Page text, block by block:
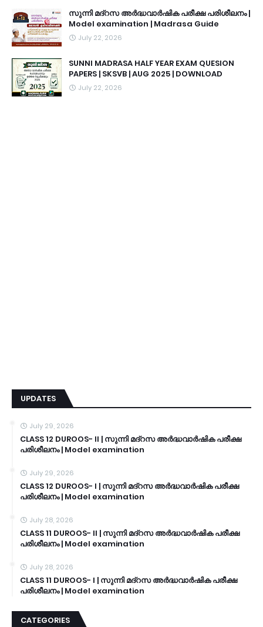
സുന്നി മദ്റസ അർദ്ധവാർഷിക പരീക്ഷ പരിശീലനം |
Model examination | Madrasa Guide
July 22, 2026
SUNNI MADRASA HALF YEAR EXAM QUESION
PAPERS | SKSVB | AUG 2025 | DOWNLOAD
July 22, 2026
UPDATES
July 29, 2026
CLASS 12 DUROOS- II | സുന്നി മദ്റസ അർദ്ധവാർഷിക പരീക്ഷ
പരിശീലനം | Model examination
July 29, 2026
CLASS 12 DUROOS- I | സുന്നി മദ്റസ അർദ്ധവാർഷിക പരീക്ഷ
പരിശീലനം | Model examination
July 28, 2026
CLASS 11 DUROOS- II | സുന്നി മദ്റസ അർദ്ധവാർഷിക പരീക്ഷ
പരിശീലനം | Model examination
July 28, 2026
CLASS 11 DUROOS- I | സുന്നി മദ്റസ അർദ്ധവാർഷിക പരീക്ഷ
പരിശീലനം | Model examination
CATEGORIES